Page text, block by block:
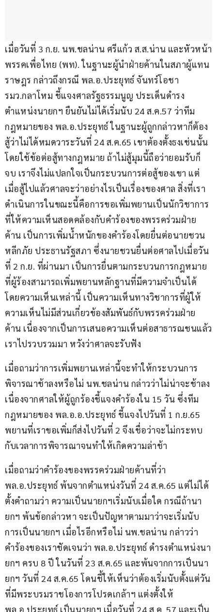
เมื่อวันที่ 3 ก.ย. นพ.ชลน่าน ศรีแก้ว ส.ส.น่าน และหัวหน้า
พรรคเพื่อไทย (พท). ในฐานะผู้นำฝ่ายค้านในสภาผู้แทน
ราษฎร กล่าวถึงกรณี พล.อ.ประยุทธ์ จันทร์โอชา
รมว.กลาโหม ชี้แจงศาลรัฐธรรมนูญ ประเด็นดำรง
ตำแหน่งนายกฯ ยืนยันไม่ได้เริ่มนับ 24 ส.ค.57 ว่าทีม
กฎหมายของ พล.อ.ประยุทธ์ ในฐานะผู้ถูกกล่าวหาก็ต้อง
สู้ว่าไม่ได้หมดวาระวันที่ 24 ส.ค.65 เขาต้องตั้งธงเช่นนั้น
โดยใช้ข้อต่อสู้ทางกฎหมาย ถ้าไม่สู้มุมนี้ถือว่ายอมรับก็
จบ เราจึงไม่แปลกใจเป็นกระบวนการต่อสู้ของเขา แต่
เมื่อสู้ไปแล้วศาลจะว่าอย่างไรเป็นเรื่องของศาล สิ่งที่เรา
ดำเนินการในขณะนี้คือการขอเพิ่มพยานเป็นนักวิชาการ
ที่ให้ความเห็นสอดคล้องกับคำร้องของพรรคร่วมฝ่าย
ค้าน เป็นการเพิ่มน้ำหนักของคำร้องโดยยื่นต่อนายชวน
หลีกภัย ประธานรัฐสภา ซึ่งนายชวนยื่นต่อศาลไปเมื่อวัน
ที่ 2 ก.ย. ที่ผ่านมา เป็นการยื่นตามกระบวนการกฎหมาย
ที่ผู้ร้องสามารถเพิ่มพยานหลักฐานที่มีความจำเป็นได้
โดยความเห็นเหล่านี้ เป็นความเห็นทางวิชาการที่ผู้ให้
ความเห็นไม่มีส่วนเกี่ยวข้องสัมพันธ์กับพรรคร่วมฝ่าย
ค้าน เนื่องจากเป็นการเสนอความเห็นต่อสาธารณชนแล้ว
เราไปรวบรวมมา หวังว่าศาลจะรับฟัง
เมื่อถามว่าการเพิ่มพยานเหล่านี้จะทำให้กระบวนการ
พิจารณาช้าลงหรือไม่ นพ.ชลน่าน กล่าวว่าไม่น่าจะช้าลง
เนื่องจากศาลให้ผู้ถูกร้องชี้แจงคำร้องใน 15 วัน ซึ่งทีม
กฎหมายของ พล.อ.อ.ประยุทธ์ ชี้แจงไปวันที่ 1 ก.ย.65
พยานที่เราขอเพิ่มก็ส่งไปวันที่ 2 จึงเชื่อว่าจะไม่กระทบ
กับเวลาการพิจารณาจนทำให้เกิดความล่าช้า
เมื่อถามว่าคำร้องของพรรคร่วมฝ่ายค้านที่ว่า
พล.อ.ประยุทธ์ พ้นจากตำแหน่งวันที่ 24 ส.ค.65 แต่ไม่ได้
ตั้งคำถามว่า ความเป็นนายกฯเริ่มนับเมื่อใด กรณีถ้านา
ยกฯ พ้นข้อกล่าวหา จะเป็นปัญหาตามมาว่าจะเริ่มนับ
การเป็นนายกฯ เมื่อไรอีกหรือไม่ นพ.ชลน่าน กล่าวว่า
คำร้องของเราชัดเจนว่า พล.อ.ประยุทธ์ ดำรงตำแหน่งนา
ยกฯ ครบ 8 ปี ในวันที่ 23 ส.ค.65 และพ้นจากการเป็นนา
ยกฯ วันที่ 24 ส.ค.65 โดนชี้ให้เห็นว่าต้องเริ่มนับตั้งแต่วัน
ที่มีพระบรมราชโองการโปรดเกล้าฯ แต่งตั้งให้
พล.อ.ประยุทธ์ เป็นนายกฯ เมื่อวันที่ 24 ส.ค. 57 และเป็น